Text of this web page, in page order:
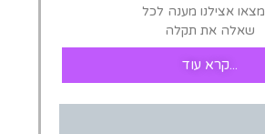
שאלה את תקלה
קרא עוד...